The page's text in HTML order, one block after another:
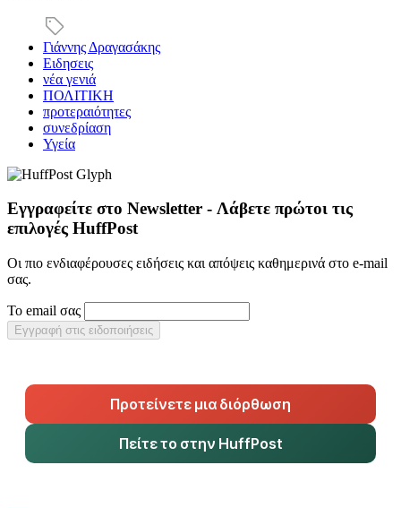
Γιάννης Δραγασάκης
Ειδησεις
νέα γενιά
ΠΟΛΙΤΙΚΗ
προτεραιότητες
συνεδρίαση
Υγεία
Εγγραφείτε στο Newsletter - Λάβετε πρώτοι τις
επιλογές HuffPost
Οι πιο ενδιαφέρουσες ειδήσεις και απόψεις καθημερινά στο e-mail
σας.
Το email σας
Εγγραφή στις ειδοποιήσεις
Προτείνετε μια διόρθωση
Πείτε το στην HuffPost